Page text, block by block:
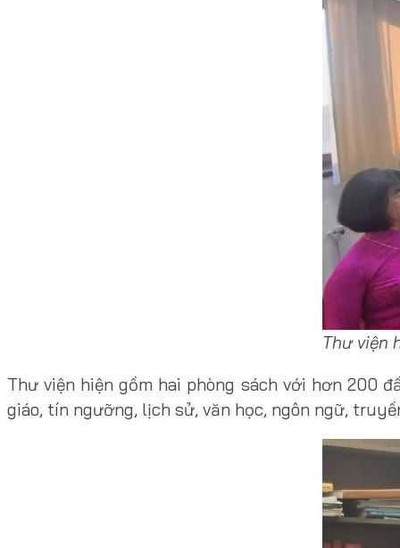
Thư viện
Thư viện hiện gồm hai phòng sách với hơn 200
giáo, tín ngưỡng, lịch sử, văn học, ngôn ngữ,